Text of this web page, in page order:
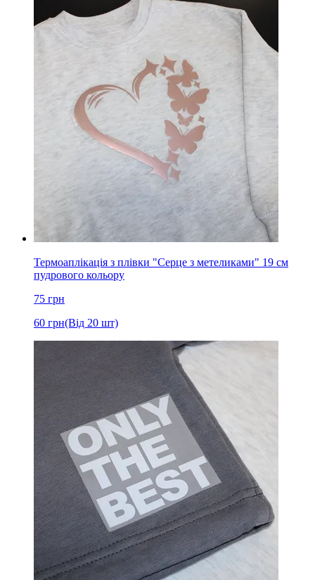
Термоаплікація з плівки "Серце з метеликами" 19 см
пудрового кольору
75 грн
60 грн(Від 20 шт)